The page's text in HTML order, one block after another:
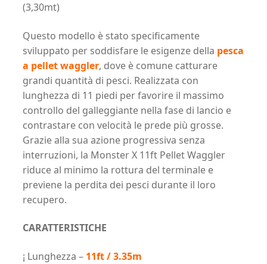
(3,30mt)
Questo modello è stato specificamente
sviluppato per soddisfare le esigenze della pesca
a pellet waggler, dove è comune catturare
grandi quantità di pesci. Realizzata con
lunghezza di 11 piedi per favorire il massimo
controllo del galleggiante nella fase di lancio e
contrastare con velocità le prede più grosse.
Grazie alla sua azione progressiva senza
interruzioni, la Monster X 11ft Pellet Waggler
riduce al minimo la rottura del terminale e
previene la perdita dei pesci durante il loro
recupero.
CARATTERISTICHE
¡ Lunghezza – 11ft / 3.35m